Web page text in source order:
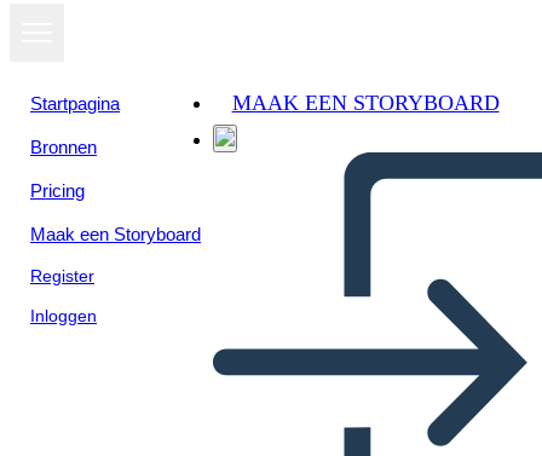
Startpagina
Bronnen
Pricing
Maak een Storyboard
Register
Inloggen
MAAK EEN STORYBOARD
Bekijk als
diavoorstelling